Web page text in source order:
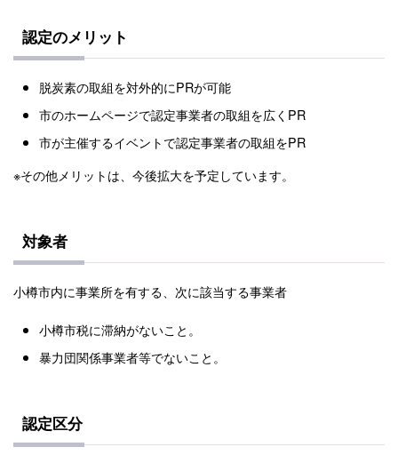
認定のメリット
脱炭素の取組を対外的にPRが可能
市のホームページで認定事業者の取組を広くPR
市が主催するイベントで認定事業者の取組をPR
※その他メリットは、今後拡大を予定しています。
対象者
小樽市内に事業所を有する、次に該当する事業者
小樽市税に滞納がないこと。
暴力団関係事業者等でないこと。
認定区分